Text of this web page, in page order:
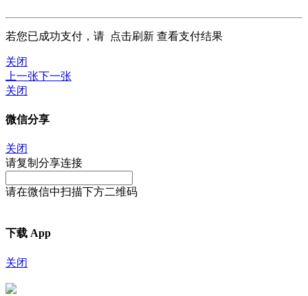
若您已成功支付，请 点击刷新 查看支付结果
关闭
上一张下一张
关闭
微信分享
关闭
请复制分享连接
请在微信中扫描下方二维码
下载 App
关闭